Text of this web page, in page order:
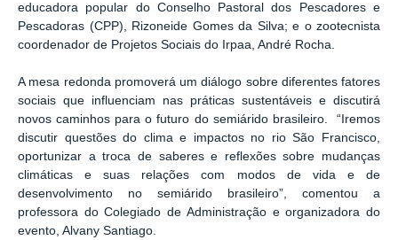
educadora popular do Conselho Pastoral dos Pescadores e
Pescadoras (CPP), Rizoneide Gomes da Silva; e o zootecnista
coordenador de Projetos Sociais do Irpaa, André Rocha.
A mesa redonda promoverá um diálogo sobre diferentes fatores
sociais que influenciam nas práticas sustentáveis e discutirá
novos caminhos para o futuro do semiárido brasileiro. “Iremos
discutir questões do clima e impactos no rio São Francisco,
oportunizar a troca de saberes e reflexões sobre mudanças
climáticas e suas relações com modos de vida e de
desenvolvimento no semiárido brasileiro”, comentou a
professora do Colegiado de Administração e organizadora do
evento, Alvany Santiago.